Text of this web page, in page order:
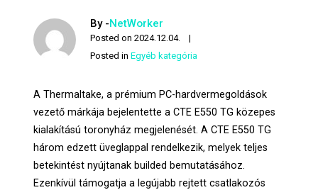
By -NetWorker
Posted on2024.12.04.
Posted inEgyéb kategória
A Thermaltake, a prémium PC-hardvermegoldások
vezető márkája bejelentette a CTE E550 TG közepes
kialakítású toronyház megjelenését. A CTE E550 TG
három edzett üveglappal rendelkezik, melyek teljes
betekintést nyújtanak builded bemutatásához.
Ezenkívül támogatja a legújabb rejtett csatlakozós